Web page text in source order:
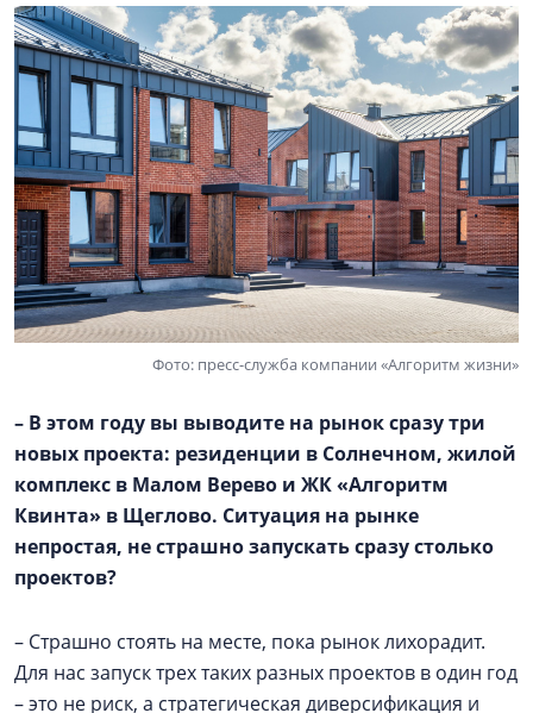
Фото: пресс-служба компании «Алгоритм жизни»
– В этом году вы выводите на рынок сразу три
новых проекта: резиденции в Солнечном, жилой
комплекс в Малом Верево и ЖК «Алгоритм
Квинта» в Щеглово. Ситуация на рынке
непростая, не страшно запускать сразу столько
проектов?
– Страшно стоять на месте, пока рынок лихорадит.
Для нас запуск трех таких разных проектов в один год
– это не риск, а стратегическая диверсификация и